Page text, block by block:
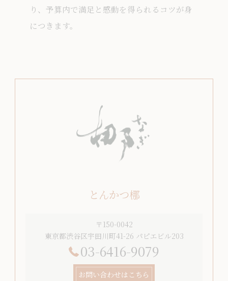
り、予算内で満足と感動を得られるコツが身
につきます。
とんかつ梛
〒150-0042
東京都渋谷区宇田川町41-26 パピエビル203
03-6416-9079
お問い合わせはこちら